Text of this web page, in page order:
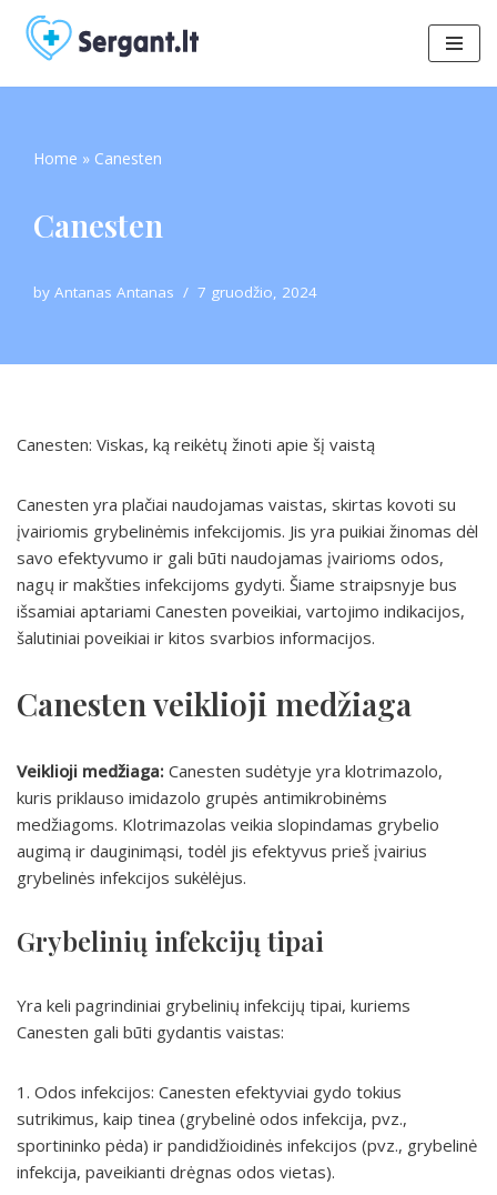
Skip
to
Home » Canesten
Canesten
by Antanas Antanas 7 gruodžio, 2024
Canesten: Viskas, ką reikėtų žinoti apie šį vaistą
Canesten yra plačiai naudojamas vaistas, skirtas kovoti su
įvairiomis grybelinėmis infekcijomis. Jis yra puikiai žinomas dėl
savo efektyvumo ir gali būti naudojamas įvairioms odos,
nagų ir makšties infekcijoms gydyti. Šiame straipsnyje bus
išsamiai aptariami Canesten poveikiai, vartojimo indikacijos,
šalutiniai poveikiai ir kitos svarbios informacijos.
Canesten veiklioji medžiaga
Veiklioji medžiaga: Canesten sudėtyje yra klotrimazolo,
kuris priklauso imidazolo grupės antimikrobinėms
medžiagoms. Klotrimazolas veikia slopindamas grybelio
augimą ir dauginimąsi, todėl jis efektyvus prieš įvairius
grybelinės infekcijos sukėlėjus.
Grybelinių infekcijų tipai
Yra keli pagrindiniai grybelinių infekcijų tipai, kuriems
Canesten gali būti gydantis vaistas:
1. Odos infekcijos: Canesten efektyviai gydo tokius
sutrikimus, kaip tinea (grybelinė odos infekcija, pvz.,
sportininko pėda) ir pandidžioidinės infekcijos (pvz., grybelinė
infekcija, paveikianti drėgnas odos vietas).